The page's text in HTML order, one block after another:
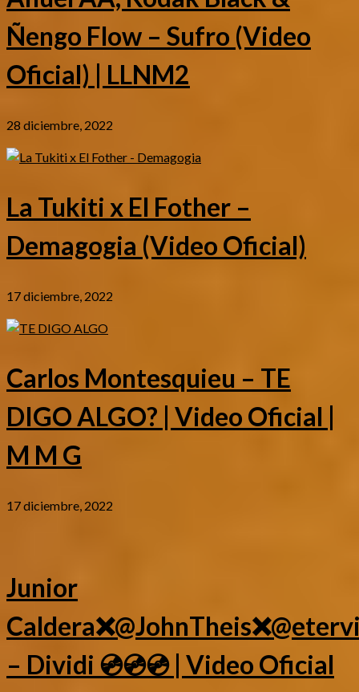
Ñengo Flow – Sufro (Video
Oficial) | LLNM2
28 diciembre, 2022
La Tukiti x El Fother –
Demagogia (Video Oficial)
17 diciembre, 2022
Carlos Montesquieu – TE
DIGO ALGO? | Video Oficial |
M M G
17 diciembre, 2022
Junior
– Dividi 💿💿💿 | Video Oficial